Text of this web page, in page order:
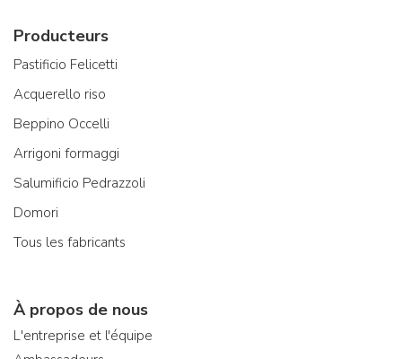
Producteurs
Pastificio Felicetti
Acquerello riso
Beppino Occelli
Arrigoni formaggi
Salumificio Pedrazzoli
Domori
Tous les fabricants
À propos de nous
L'entreprise et l'équipe